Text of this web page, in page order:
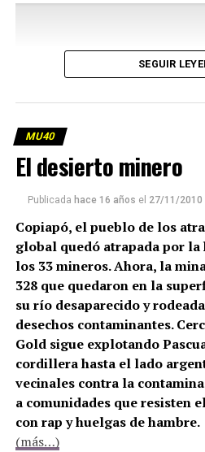
SEGUIR
MU40
El desierto minero
Publicada hace 16 años el 27/11/2010
Copiapó, el pueblo de los
global quedó atrapada por
los 33 mineros. Ahora, la
328 que quedaron en la
su río desaparecido y
desechos contaminantes.
Gold sigue explotando
cordillera hasta el lado
vecinales contra la
a comunidades que resisten
con rap y huelgas de hambre.
(más…)